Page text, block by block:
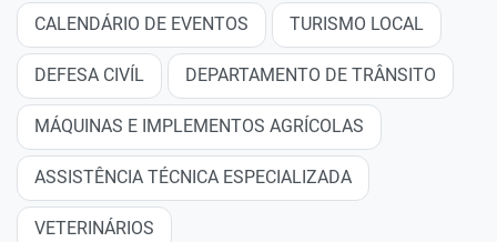
CALENDÁRIO DE EVENTOS TURISMO LOCAL
DEFESA CIVÍL DEPARTAMENTO DE TRÂNSITO
MÁQUINAS E IMPLEMENTOS AGRÍCOLAS
ASSISTÊNCIA TÉCNICA ESPECIALIZADA
VETERINÁRIOS